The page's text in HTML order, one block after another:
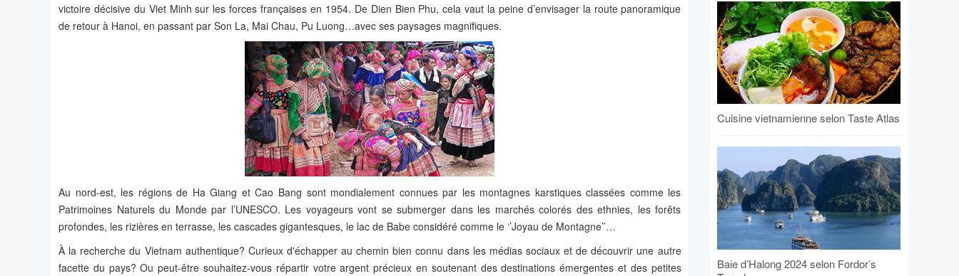
victoire décisive du Viet Minh sur les forces françaises en 1954. De Dien Bien Phu, cela vaut la peine d’envisager la route panoramique
de retour à Hanoi, en passant par Son La, Mai Chau, Pu Luong…avec ses paysages magnifiques.
Au nord-est, les régions de Ha Giang et Cao Bang sont mondialement connues par les montagnes karstiques classées comme les
Patrimoines Naturels du Monde par l’UNESCO. Les voyageurs vont se submerger dans les marchés colorés des ethnies, les forêts
profondes, les rizières en terrasse, les cascades gigantesques, le lac de Babe considéré comme le ‘’Joyau de Montagne’’…
À la recherche du Vietnam authentique? Curieux d'échapper au chemin bien connu dans les médias sociaux et de découvrir une autre
facette du pays? Ou peut-être souhaitez-vous répartir votre argent précieux en soutenant des destinations émergentes et des petites
Cuisine vietnamienne selon Taste Atlas
Baie d’Halong 2024 selon Fordor’s